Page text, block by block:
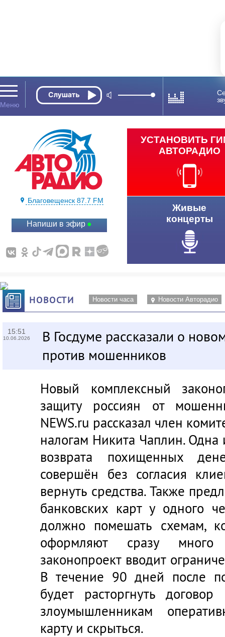
Благовещенск 87.7 FM
Напиши в эфир
УСТАНОВИТЬ
АВТОРАДИО
Живые
концерты
НОВОСТИ Новости часа Новости Авторадио
15:51
10.06.2026
В Госдуме рассказали о
против мошенников
Новый комплексный
защиту россиян от
NEWS.ru рассказал член
налогам Никита Чаплин. Одна
возврата похищенных
совершён без согласия
вернуть средства. Также
банковских карт у одного
должно помешать схемам,
оформляют сразу
законопроект вводит
В течение 90 дней после
будет расторгнуть
злоумышленникам
карту и скрыться.